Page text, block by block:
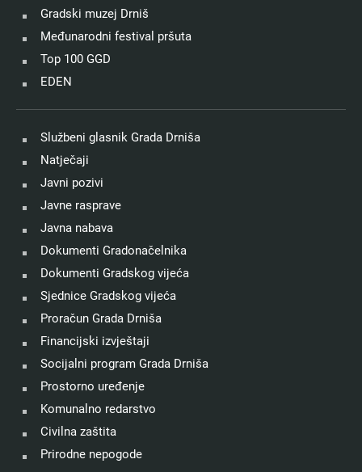
Gradski muzej Drniš
Međunarodni festival pršuta
Top 100 GGD
EDEN
Službeni glasnik Grada Drniša
Natječaji
Javni pozivi
Javne rasprave
Javna nabava
Dokumenti Gradonačelnika
Dokumenti Gradskog vijeća
Sjednice Gradskog vijeća
Proračun Grada Drniša
Financijski izvještaji
Socijalni program Grada Drniša
Prostorno uređenje
Komunalno redarstvo
Civilna zaštita
Prirodne nepogode